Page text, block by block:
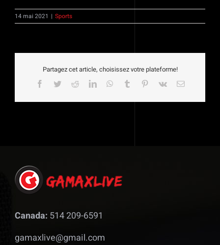
14 mai 2021 | Sports
Partagez cet article, choisissez votre plateforme!
Facebook
TwitterRedditLinkedInWhatsApp
Tumblr Pinterest
Vk Email
Canada: 514 209-6591
gamaxlive@gmail.com